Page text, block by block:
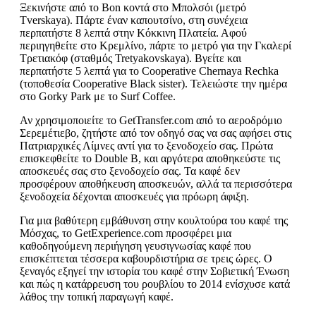
Ξεκινήστε από το Bon κοντά στο Μπολσόι (μετρό
Tverskaya). Πάρτε έναν καπουτσίνο, στη συνέχεια
περπατήστε 8 λεπτά στην Κόκκινη Πλατεία. Αφού
περιηγηθείτε στο Κρεμλίνο, πάρτε το μετρό για την Γκαλερί
Τρετιακόφ (σταθμός Tretyakovskaya). Βγείτε και
περπατήστε 5 λεπτά για το Cooperative Chernaya Rechka
(τοποθεσία Cooperative Black sister). Τελειώστε την ημέρα
στο Gorky Park με το Surf Coffee.
Αν χρησιμοποιείτε το GetTransfer.com από το αεροδρόμιο
Σερεμέτιεβο, ζητήστε από τον οδηγό σας να σας αφήσει στις
Πατριαρχικές Λίμνες αντί για το ξενοδοχείο σας. Πρώτα
επισκεφθείτε το Double B, και αργότερα αποθηκεύστε τις
αποσκευές σας στο ξενοδοχείο σας. Τα καφέ δεν
προσφέρουν αποθήκευση αποσκευών, αλλά τα περισσότερα
ξενοδοχεία δέχονται αποσκευές για πρόωρη άφιξη.
Για μια βαθύτερη εμβάθυνση στην κουλτούρα του καφέ της
Μόσχας, το GetExperience.com προσφέρει μια
καθοδηγούμενη περιήγηση γευσιγνωσίας καφέ που
επισκέπτεται τέσσερα καβουρδιστήρια σε τρεις ώρες. Ο
ξεναγός εξηγεί την ιστορία του καφέ στην Σοβιετική Ένωση
και πώς η κατάρρευση του ρουβλίου το 2014 ενίσχυσε κατά
λάθος την τοπική παραγωγή καφέ.